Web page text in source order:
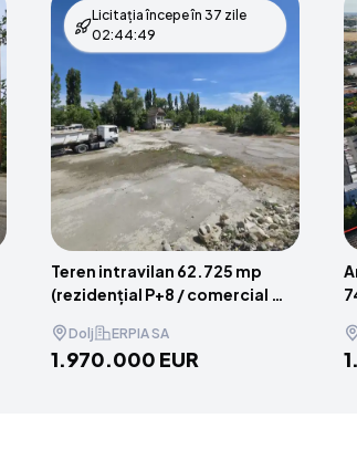
Licitația începe în 37 zile
02:44:48
Teren intravilan 62.725 mp
(rezidențial P+8 / comercial /
Dolj ERPIA SA
1.970.000 EUR